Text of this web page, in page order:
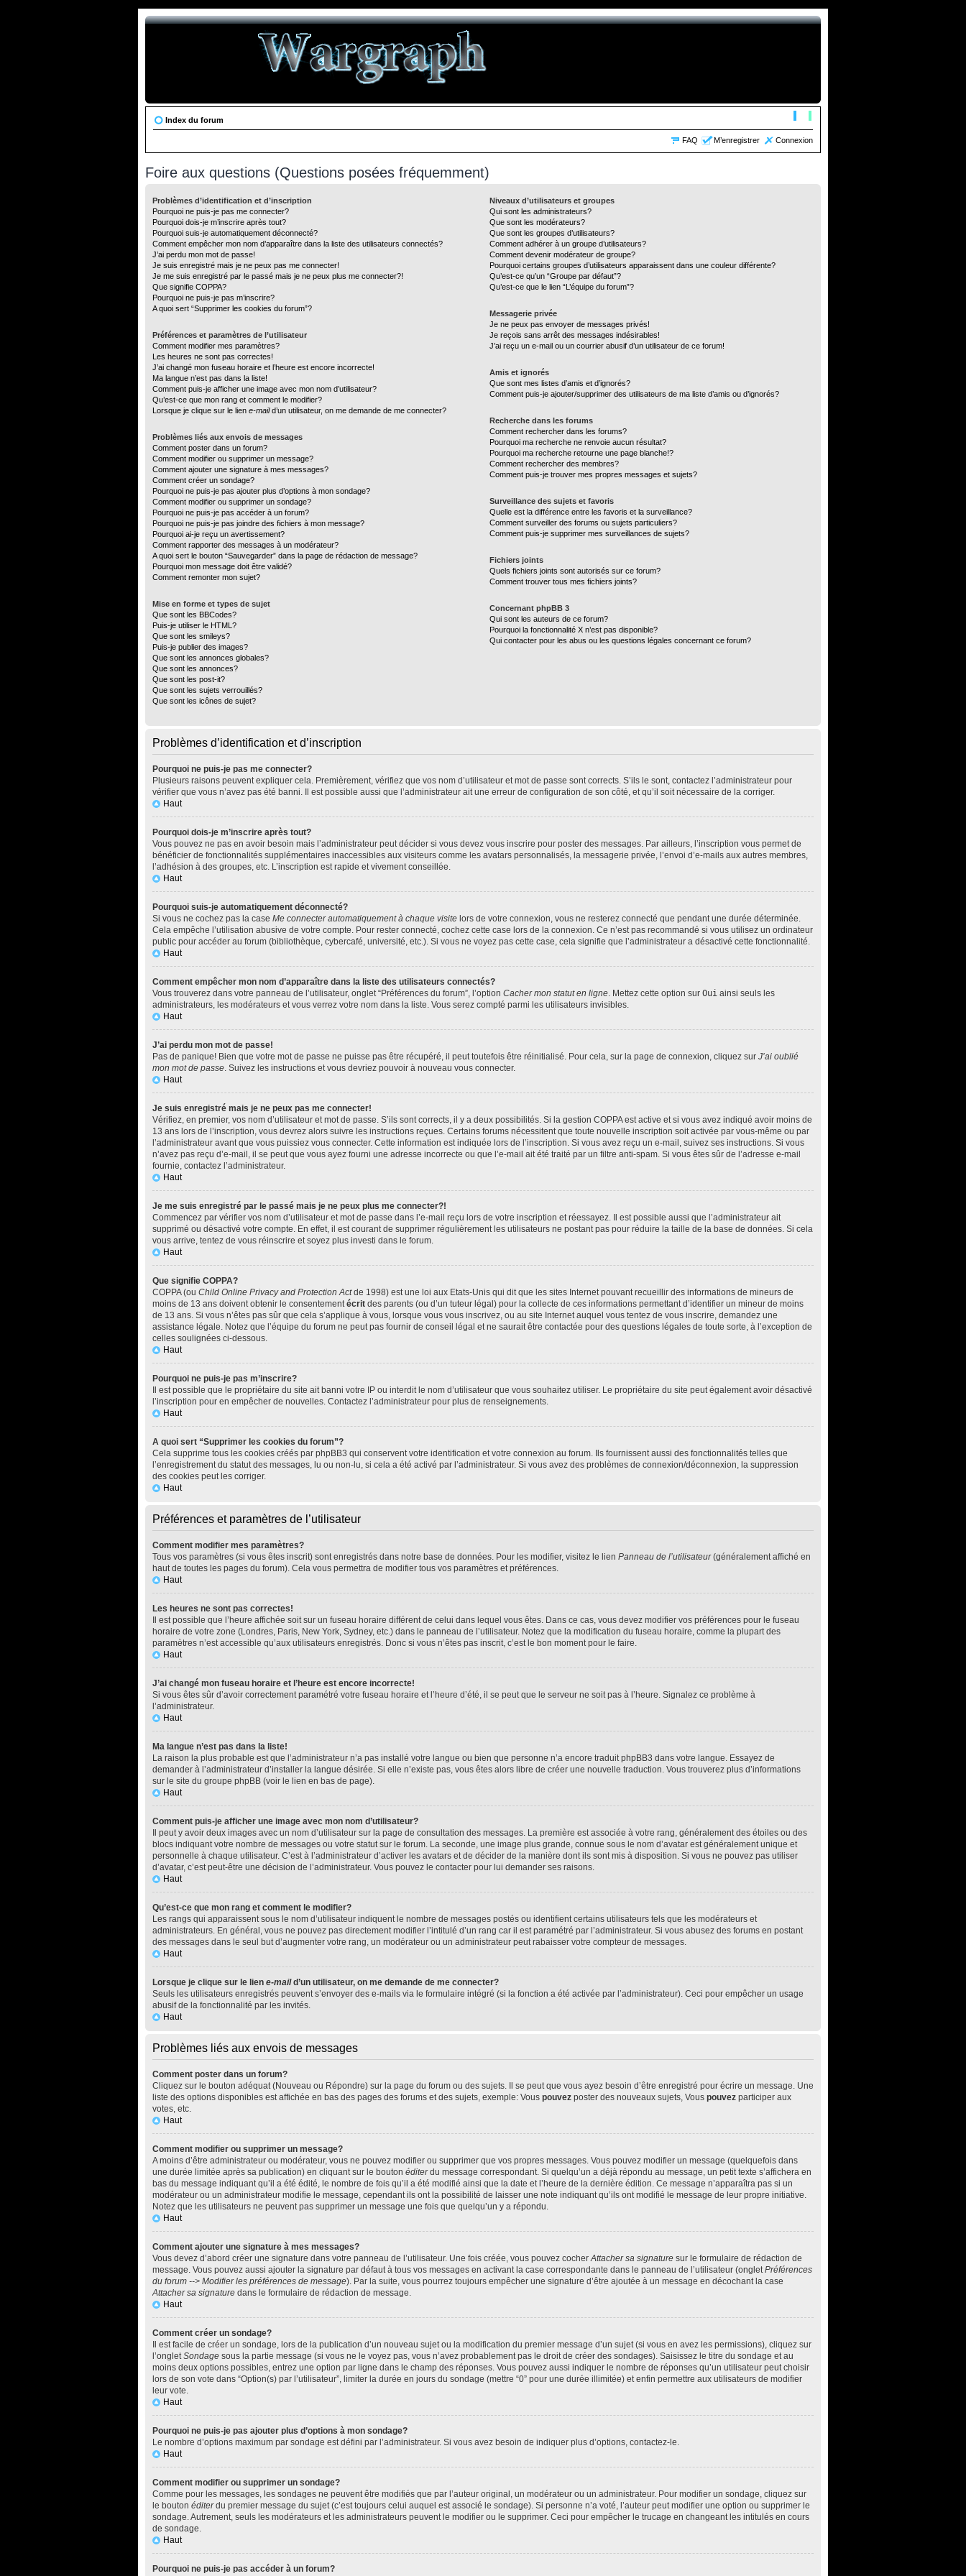
Index du forum
FAQ M’enregistrer Connexion
Foire aux questions (Questions posées fréquemment)
Problèmes d’identification et d’inscription
Pourquoi ne puis-je pas me connecter?
Pourquoi dois-je m’inscrire après tout?
Pourquoi suis-je automatiquement déconnecté?
Comment empêcher mon nom d’apparaître dans la liste des utilisateurs connectés?
J’ai perdu mon mot de passe!
Je suis enregistré mais je ne peux pas me connecter!
Je me suis enregistré par le passé mais je ne peux plus me connecter?!
Que signifie COPPA?
Pourquoi ne puis-je pas m’inscrire?
A quoi sert “Supprimer les cookies du forum”?
Préférences et paramètres de l’utilisateur
Comment modifier mes paramètres?
Les heures ne sont pas correctes!
J’ai changé mon fuseau horaire et l’heure est encore incorrecte!
Ma langue n’est pas dans la liste!
Comment puis-je afficher une image avec mon nom d’utilisateur?
Qu’est-ce que mon rang et comment le modifier?
Lorsque je clique sur le lien e-maild’un utilisateur, on me demande de me connecter?
Problèmes liés aux envois de messages
Comment poster dans un forum?
Comment modifier ou supprimer un message?
Comment ajouter une signature à mes messages?
Comment créer un sondage?
Pourquoi ne puis-je pas ajouter plus d’options à mon sondage?
Comment modifier ou supprimer un sondage?
Pourquoi ne puis-je pas accéder à un forum?
Pourquoi ne puis-je pas joindre des fichiers à mon message?
Pourquoi ai-je reçu un avertissement?
Comment rapporter des messages à un modérateur?
A quoi sert le bouton “Sauvegarder” dans la page de rédaction de message?
Pourquoi mon message doit être validé?
Comment remonter mon sujet?
Mise en forme et types de sujet
Que sont les BBCodes?
Puis-je utiliser le HTML?
Que sont les smileys?
Puis-je publier des images?
Que sont les annonces globales?
Que sont les annonces?
Que sont les post-it?
Que sont les sujets verrouillés?
Que sont les icônes de sujet?
Niveaux d’utilisateurs et groupes
Qui sont les administrateurs?
Que sont les modérateurs?
Que sont les groupes d’utilisateurs?
Comment adhérer à un groupe d’utilisateurs?
Comment devenir modérateur de groupe?
Pourquoi certains groupes d’utilisateurs apparaissent dans une couleur différente?
Qu’est-ce qu’un “Groupe par défaut”?
Qu’est-ce que le lien “L’équipe du forum”?
Messagerie privée
Je ne peux pas envoyer de messages privés!
Je reçois sans arrêt des messages indésirables!
J’ai reçu un e-mail ou un courrier abusif d’un utilisateur de ce forum!
Amis et ignorés
Que sont mes listes d’amis et d’ignorés?
Comment puis-je ajouter/supprimer des utilisateurs de ma liste d’amis ou d’ignorés?
Recherche dans les forums
Comment rechercher dans les forums?
Pourquoi ma recherche ne renvoie aucun résultat?
Pourquoi ma recherche retourne une page blanche!?
Comment rechercher des membres?
Comment puis-je trouver mes propres messages et sujets?
Surveillance des sujets et favoris
Quelle est la différence entre les favoris et la surveillance?
Comment surveiller des forums ou sujets particuliers?
Comment puis-je supprimer mes surveillances de sujets?
Fichiers joints
Quels fichiers joints sont autorisés sur ce forum?
Comment trouver tous mes fichiers joints?
Concernant phpBB 3
Qui sont les auteurs de ce forum?
Pourquoi la fonctionnalité X n’est pas disponible?
Qui contacter pour les abus ou les questions légales concernant ce forum?
Problèmes d’identification et d’inscription
Pourquoi ne puis-je pas me connecter?
Plusieurs raisons peuvent expliquer cela. Premièrement, vérifiez que vos nom d’utilisateur et mot de passe sont corrects. S’ils le sont, contactez l’administrateur pour
vérifier que vous n’avez pas été banni. Il est possible aussi que l’administrateur ait une erreur de configuration de son côté, et qu’il soit nécessaire de la corriger.
Haut
Pourquoi dois-je m’inscrire après tout?
Vous pouvez ne pas en avoir besoin mais l’administrateur peut décider si vous devez vous inscrire pour poster des messages. Par ailleurs, l’inscription vous permet de
bénéficier de fonctionnalités supplémentaires inaccessibles aux visiteurs comme les avatars personnalisés, la messagerie privée, l’envoi d’e-mails aux autres membres,
l’adhésion à des groupes, etc. L’inscription est rapide et vivement conseillée.
Haut
Pourquoi suis-je automatiquement déconnecté?
Si vous ne cochez pas la case Me connecter automatiquement à chaque visite lors de votre connexion, vous ne resterez connecté que pendant une durée déterminée.
Cela empêche l’utilisation abusive de votre compte. Pour rester connecté, cochez cette case lors de la connexion. Ce n’est pas recommandé si vous utilisez un ordinateur
public pour accéder au forum (bibliothèque, cybercafé, université, etc.). Si vous ne voyez pas cette case, cela signifie que l’administrateur a désactivé cette fonctionnalité.
Haut
Comment empêcher mon nom d’apparaître dans la liste des utilisateurs connectés?
Vous trouverez dans votre panneau de l’utilisateur, onglet “Préférences du forum”, l’option Cacher mon statut en ligne. Mettez cette option sur Oui ainsi seuls les
administrateurs, les modérateurs et vous verrez votre nom dans la liste. Vous serez compté parmi les utilisateurs invisibles.
Haut
J’ai perdu mon mot de passe!
Pas de panique! Bien que votre mot de passe ne puisse pas être récupéré, il peut toutefois être réinitialisé. Pour cela, sur la page de connexion, cliquez sur J’ai oublié
mon mot de passe. Suivez les instructions et vous devriez pouvoir à nouveau vous connecter.
Haut
Je suis enregistré mais je ne peux pas me connecter!
Vérifiez, en premier, vos nom d’utilisateur et mot de passe. S’ils sont corrects, il y a deux possibilités. Si la gestion COPPA est active et si vous avez indiqué avoir moins de
13 ans lors de l’inscription, vous devrez alors suivre les instructions reçues. Certains forums nécessitent que toute nouvelle inscription soit activée par vous-même ou par
l’administrateur avant que vous puissiez vous connecter. Cette information est indiquée lors de l’inscription. Si vous avez reçu un e-mail, suivez ses instructions. Si vous
n’avez pas reçu d’e-mail, il se peut que vous ayez fourni une adresse incorrecte ou que l’e-mail ait été traité par un filtre anti-spam. Si vous êtes sûr de l’adresse e-mail
fournie, contactez l’administrateur.
Haut
Je me suis enregistré par le passé mais je ne peux plus me connecter?!
Commencez par vérifier vos nom d’utilisateur et mot de passe dans l’e-mail reçu lors de votre inscription et réessayez. Il est possible aussi que l’administrateur ait
supprimé ou désactivé votre compte. En effet, il est courant de supprimer régulièrement les utilisateurs ne postant pas pour réduire la taille de la base de données. Si cela
vous arrive, tentez de vous réinscrire et soyez plus investi dans le forum.
Haut
Que signifie COPPA?
COPPA (ou Child Online Privacy and Protection Actde 1998) est une loi aux Etats-Unis qui dit que les sites Internet pouvant recueillir des informations de mineurs de
moins de 13 ans doivent obtenir le consentementécrit des parents (ou d’un tuteur légal) pour la collecte de ces informations permettant d’identifier un mineur de moins
de 13 ans. Si vous n’êtes pas sûr que cela s’applique à vous, lorsque vous vous inscrivez, ou au site Internet auquel vous tentez de vous inscrire, demandez une
assistance légale. Notez que l’équipe du forum ne peut pas fournir de conseil légal et ne saurait être contactée pour des questions légales de toute sorte, à l’exception de
celles soulignées ci-dessous.
Haut
Pourquoi ne puis-je pas m’inscrire?
Il est possible que le propriétaire du site ait banni votre IP ou interdit le nom d’utilisateur que vous souhaitez utiliser. Le propriétaire du site peut également avoir désactivé
l’inscription pour en empêcher de nouvelles. Contactez l’administrateur pour plus de renseignements.
Haut
A quoi sert “Supprimer les cookies du forum”?
Cela supprime tous les cookies créés par phpBB3 qui conservent votre identification et votre connexion au forum. Ils fournissent aussi des fonctionnalités telles que
l’enregistrement du statut des messages, lu ou non-lu, si cela a été activé par l’administrateur. Si vous avez des problèmes de connexion/déconnexion, la suppression
des cookies peut les corriger.
Haut
Préférences et paramètres de l’utilisateur
Comment modifier mes paramètres?
Tous vos paramètres (si vous êtes inscrit) sont enregistrés dans notre base de données. Pour les modifier, visitez le lien Panneau de l’utilisateur(généralement affiché en
haut de toutes les pages du forum). Cela vous permettra de modifier tous vos paramètres et préférences.
Haut
Les heures ne sont pas correctes!
Il est possible que l’heure affichée soit sur un fuseau horaire différent de celui dans lequel vous êtes. Dans ce cas, vous devez modifier vos préférences pour le fuseau
horaire de votre zone (Londres, Paris, New York, Sydney, etc.) dans le panneau de l’utilisateur. Notez que la modification du fuseau horaire, comme la plupart des
paramètres n’est accessible qu’aux utilisateurs enregistrés. Donc si vous n’êtes pas inscrit, c’est le bon moment pour le faire.
Haut
J’ai changé mon fuseau horaire et l’heure est encore incorrecte!
Si vous êtes sûr d’avoir correctement paramétré votre fuseau horaire et l’heure d’été, il se peut que le serveur ne soit pas à l’heure. Signalez ce problème à
l’administrateur.
Haut
Ma langue n’est pas dans la liste!
La raison la plus probable est que l’administrateur n’a pas installé votre langue ou bien que personne n’a encore traduit phpBB3 dans votre langue. Essayez de
demander à l’administrateur d’installer la langue désirée. Si elle n’existe pas, vous êtes alors libre de créer une nouvelle traduction. Vous trouverez plus d’informations
sur le site du groupe phpBB (voir le lien en bas de page).
Haut
Comment puis-je afficher une image avec mon nom d’utilisateur?
Il peut y avoir deux images avec un nom d’utilisateur sur la page de consultation des messages. La première est associée à votre rang, généralement des étoiles ou des
blocs indiquant votre nombre de messages ou votre statut sur le forum. La seconde, une image plus grande, connue sous le nom d’avatar est généralement unique et
personnelle à chaque utilisateur. C’est à l’administrateur d’activer les avatars et de décider de la manière dont ils sont mis à disposition. Si vous ne pouvez pas utiliser
d’avatar, c’est peut-être une décision de l’administrateur. Vous pouvez le contacter pour lui demander ses raisons.
Haut
Qu’est-ce que mon rang et comment le modifier?
Les rangs qui apparaissent sous le nom d’utilisateur indiquent le nombre de messages postés ou identifient certains utilisateurs tels que les modérateurs et
administrateurs. En général, vous ne pouvez pas directement modifier l’intitulé d’un rang car il est paramétré par l’administrateur. Si vous abusez des forums en postant
des messages dans le seul but d’augmenter votre rang, un modérateur ou un administrateur peut rabaisser votre compteur de messages.
Haut
Lorsque je clique sur le lien e-maild’un utilisateur, on me demande de me connecter?
Seuls les utilisateurs enregistrés peuvent s’envoyer des e-mails via le formulaire intégré (si la fonction a été activée par l’administrateur). Ceci pour empêcher un usage
abusif de la fonctionnalité par les invités.
Haut
Problèmes liés aux envois de messages
Comment poster dans un forum?
Cliquez sur le bouton adéquat (Nouveau ou Répondre) sur la page du forum ou des sujets. Il se peut que vous ayez besoin d’être enregistré pour écrire un message. Une
liste des options disponibles est affichée en bas des pages des forums et des sujets, exemple: Vous pouvez poster des nouveaux sujets, Vous pouvez participer aux
votes, etc.
Haut
Comment modifier ou supprimer un message?
A moins d’être administrateur ou modérateur, vous ne pouvez modifier ou supprimer que vos propres messages. Vous pouvez modifier un message (quelquefois dans
une durée limitée après sa publication) en cliquant sur le bouton éditerdu message correspondant. Si quelqu’un a déjà répondu au message, un petit texte s’affichera en
bas du message indiquant qu’il a été édité, le nombre de fois qu’il a été modifié ainsi que la date et l’heure de la dernière édition. Ce message n’apparaîtra pas si un
modérateur ou un administrateur modifie le message, cependant ils ont la possibilité de laisser une note indiquant qu’ils ont modifié le message de leur propre initiative.
Notez que les utilisateurs ne peuvent pas supprimer un message une fois que quelqu’un y a répondu.
Haut
Comment ajouter une signature à mes messages?
Vous devez d’abord créer une signature dans votre panneau de l’utilisateur. Une fois créée, vous pouvez cocherAttacher sa signature sur le formulaire de rédaction de
message. Vous pouvez aussi ajouter la signature par défaut à tous vos messages en activant la case correspondante dans le panneau de l’utilisateur (ongletPréférences
du forum --> Modifier les préférences de message). Par la suite, vous pourrez toujours empêcher une signature d’être ajoutée à un message en décochant la case
Attacher sa signature dans le formulaire de rédaction de message.
Haut
Comment créer un sondage?
Il est facile de créer un sondage, lors de la publication d’un nouveau sujet ou la modification du premier message d’un sujet (si vous en avez les permissions), cliquez sur
l’ongletSondage sous la partie message (si vous ne le voyez pas, vous n’avez probablement pas le droit de créer des sondages). Saisissez le titre du sondage et au
moins deux options possibles, entrez une option par ligne dans le champ des réponses. Vous pouvez aussi indiquer le nombre de réponses qu’un utilisateur peut choisir
lors de son vote dans “Option(s) par l’utilisateur”, limiter la durée en jours du sondage (mettre “0” pour une durée illimitée) et enfin permettre aux utilisateurs de modifier
leur vote.
Haut
Pourquoi ne puis-je pas ajouter plus d’options à mon sondage?
Le nombre d’options maximum par sondage est défini par l’administrateur. Si vous avez besoin de indiquer plus d’options, contactez-le.
Haut
Comment modifier ou supprimer un sondage?
Comme pour les messages, les sondages ne peuvent être modifiés que par l’auteur original, un modérateur ou un administrateur. Pour modifier un sondage, cliquez sur
le bouton éditerdu premier message du sujet (c’est toujours celui auquel est associé le sondage). Si personne n’a voté, l’auteur peut modifier une option ou supprimer le
sondage. Autrement, seuls les modérateurs et les administrateurs peuvent le modifier ou le supprimer. Ceci pour empêcher le trucage en changeant les intitulés en cours
de sondage.
Haut
Pourquoi ne puis-je pas accéder à un forum?